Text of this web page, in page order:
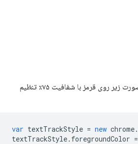
برای مثال، رنگ متن را به صورت زیر روی قرمز با شفافیت ۷۵٪ تنظیم
var textTrackStyle = new chrome.
textTrackStyle. foregroundColor =